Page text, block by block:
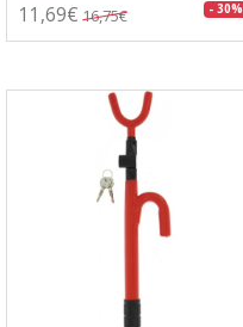
11,69€ 16,75€ - 30%